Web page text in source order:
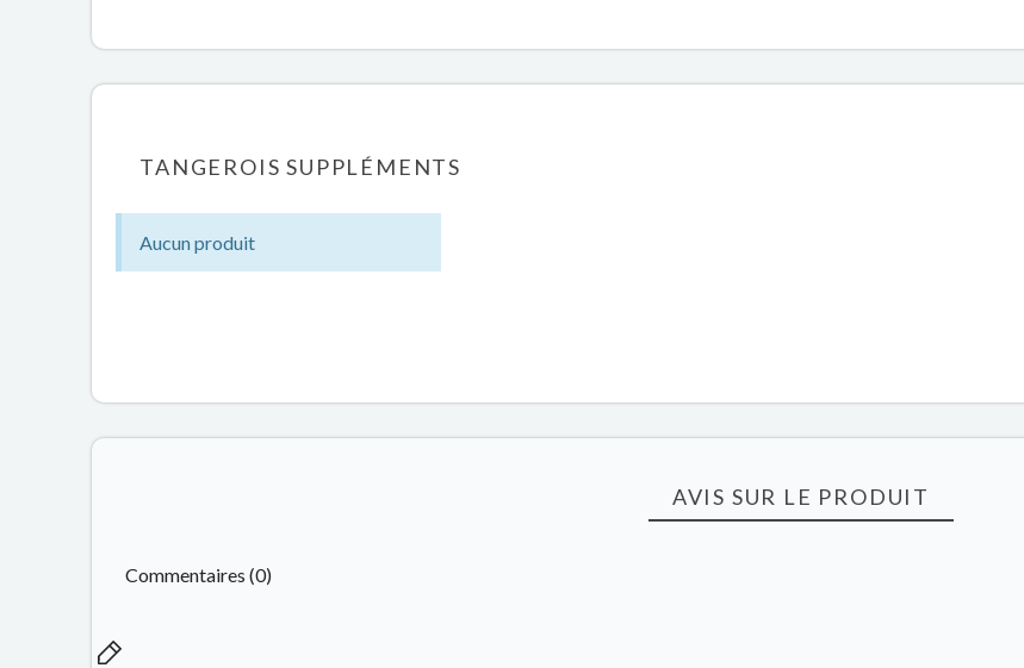
TANGEROIS SUPPLÉMENTS
Aucun produit
AVIS SUR LE PRODUIT
Commentaires (0)